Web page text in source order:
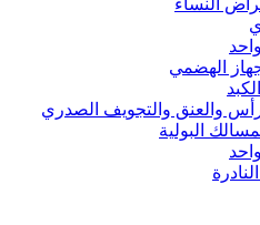
النساء
الهضمي
والعنق والتجويف الصدري
البولية